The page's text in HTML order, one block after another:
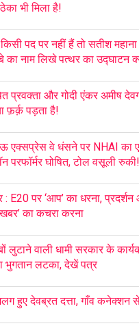
भी मिला है!
पद पर नहीं हैं तो सतीश
नाम लिखे पत्थर का उद्घाटन
प्रवक्ता और गोदी एंकर अमीष
फ़र्क़ पड़ता है!
एक्सप्रेस वे धंसने पर NHAI का
परफॉर्मर घोषित, टोल वसूली रुकी!
पर ‘आप’ का धरना, प्रदर्शन
का कचरा करना
लुटाने वाली धामी सरकार के
भुगतान लटका, देखें पत्र
हुए देवब्रत दत्ता, गाँव कनेक्शन